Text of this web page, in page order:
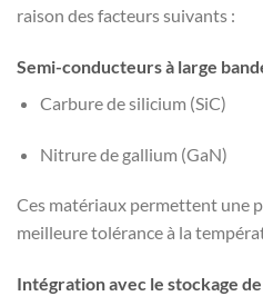
raison des facteurs suivants :
Semi-conducteurs à large
Carbure de silicium (SiC)
Nitrure de gallium (GaN)
Ces matériaux permettent une
meilleure tolérance à la
Intégration avec le stockage